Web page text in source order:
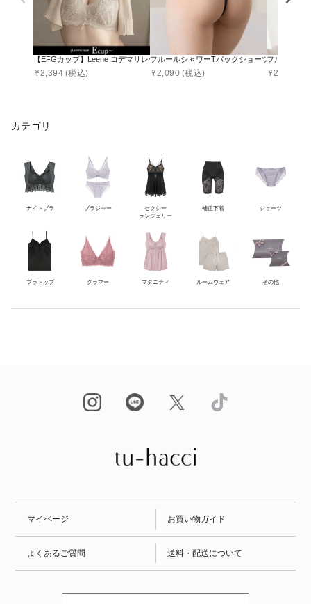
【EFGカップ】Leene コデマリレースカシュクールブラ【ブラ単品】 / 痛くない
¥2,394 (税込)
フルールシャワーTバックショーツ【ショーツ
¥2,090 (税込)
フルールシ
¥2,090
カテゴリ
ナイトブラ ブラジャー
セクシー
ランジェリー
補正下着 ショーツ
ブラトップ グラマー マタニティ ルームウェア その他
マイページ お買い物ガイド
よくあるご質問 送料・配送について